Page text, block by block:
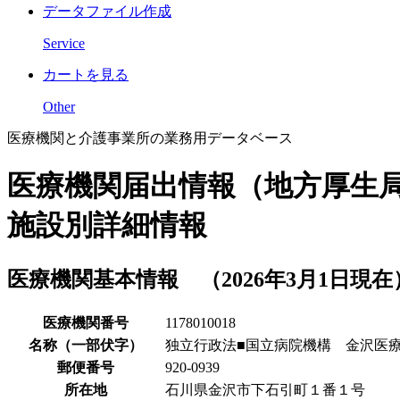
データファイル作成
Service
カートを見る
Other
医療機関と介護事業所の業務用データベース
医療機関届出情報（地方厚生局
施設別詳細情報
医療機関基本情報 （2026年3月1日現在
医療機関番号
1178010018
名称（一部伏字）
独立行政法■国立病院機構 金沢医
郵便番号
920-0939
所在地
石川県金沢市下石引町１番１号